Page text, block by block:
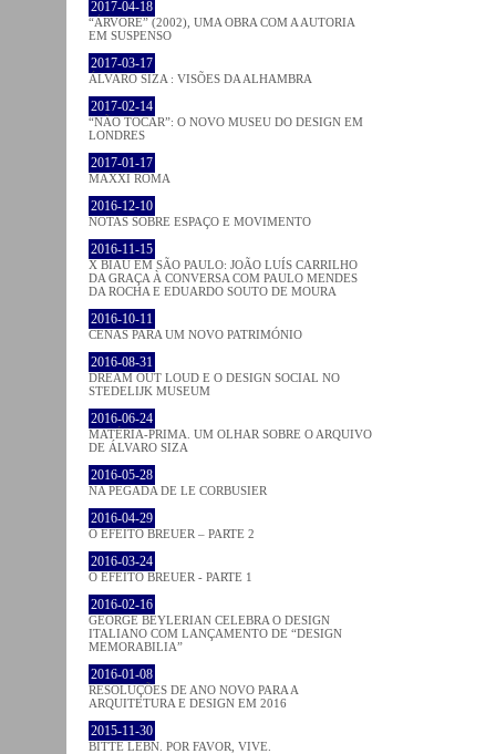
2017-04-18
“ÁRVORE” (2002), UMA OBRA COM A AUTORIA
EM SUSPENSO
2017-03-17
ÁLVARO SIZA : VISÕES DA ALHAMBRA
2017-02-14
“NÃO TOCAR”: O NOVO MUSEU DO DESIGN EM
LONDRES
2017-01-17
MAXXI ROMA
2016-12-10
NOTAS SOBRE ESPAÇO E MOVIMENTO
2016-11-15
X BIAU EM SÃO PAULO: JOÃO LUÍS CARRILHO
DA GRAÇA À CONVERSA COM PAULO MENDES
DA ROCHA E EDUARDO SOUTO DE MOURA
2016-10-11
CENAS PARA UM NOVO PATRIMÓNIO
2016-08-31
DREAM OUT LOUD E O DESIGN SOCIAL NO
STEDELIJK MUSEUM
2016-06-24
MATÉRIA-PRIMA. UM OLHAR SOBRE O ARQUIVO
DE ÁLVARO SIZA
2016-05-28
NA PEGADA DE LE CORBUSIER
2016-04-29
O EFEITO BREUER – PARTE 2
2016-03-24
O EFEITO BREUER - PARTE 1
2016-02-16
GEORGE BEYLERIAN CELEBRA O DESIGN
ITALIANO COM LANÇAMENTO DE “DESIGN
MEMORABILIA”
2016-01-08
RESOLUÇÕES DE ANO NOVO PARA A
ARQUITETURA E DESIGN EM 2016
2015-11-30
BITTE LEBN. POR FAVOR, VIVE.